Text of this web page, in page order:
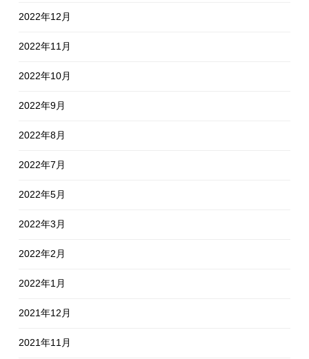
2022年12月
2022年11月
2022年10月
2022年9月
2022年8月
2022年7月
2022年5月
2022年3月
2022年2月
2022年1月
2021年12月
2021年11月